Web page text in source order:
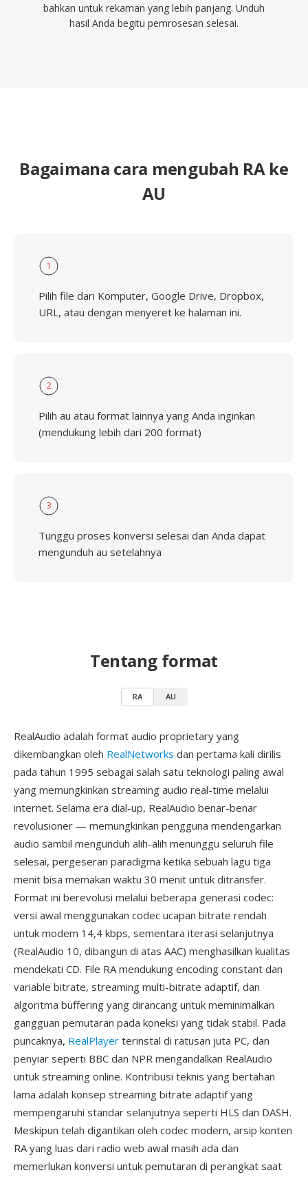
bahkan untuk rekaman yang lebih panjang. Unduh
hasil Anda begitu pemrosesan selesai.
Bagaimana cara mengubah RA ke
AU
1
Pilih file dari Komputer, Google Drive, Dropbox,
URL, atau dengan menyeret ke halaman ini.
2
Pilih au atau format lainnya yang Anda inginkan
(mendukung lebih dari 200 format)
3
Tunggu proses konversi selesai dan Anda dapat
mengunduh au setelahnya
Tentang format
RA AU
RealAudio adalah format audio proprietary yang
dikembangkan oleh RealNetworks dan pertama kali dirilis
pada tahun 1995 sebagai salah satu teknologi paling awal
yang memungkinkan streaming audio real-time melalui
internet. Selama era dial-up, RealAudio benar-benar
revolusioner — memungkinkan pengguna mendengarkan
audio sambil mengunduh alih-alih menunggu seluruh file
selesai, pergeseran paradigma ketika sebuah lagu tiga
menit bisa memakan waktu 30 menit untuk ditransfer.
Format ini berevolusi melalui beberapa generasi codec:
versi awal menggunakan codec ucapan bitrate rendah
untuk modem 14,4 kbps, sementara iterasi selanjutnya
(RealAudio 10, dibangun di atas AAC) menghasilkan kualitas
mendekati CD. File RA mendukung encoding constant dan
variable bitrate, streaming multi-bitrate adaptif, dan
algoritma buffering yang dirancang untuk meminimalkan
gangguan pemutaran pada koneksi yang tidak stabil. Pada
puncaknya, RealPlayer terinstal di ratusan juta PC, dan
penyiar seperti BBC dan NPR mengandalkan RealAudio
untuk streaming online. Kontribusi teknis yang bertahan
lama adalah konsep streaming bitrate adaptif yang
mempengaruhi standar selanjutnya seperti HLS dan DASH.
Meskipun telah digantikan oleh codec modern, arsip konten
RA yang luas dari radio web awal masih ada dan
memerlukan konversi untuk pemutaran di perangkat saat